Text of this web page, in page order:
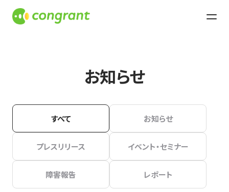
お知らせ
すべて お知らせ
プレスリリース イベント・セミナー
障害報告 レポート